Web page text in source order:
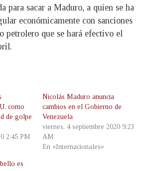
para sacar a Maduro, a quien se ha
económicamente con sanciones
petrolero que se hará efectivo el
como
de golpe
2:45 PM
Nicolás Maduro anuncia
cambios en el Gobierno de
Venezuela
viernes, 4 septiembre 2020 9:23
AM
En «Internacionales»
es